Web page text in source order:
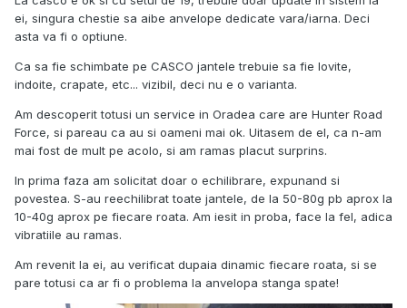
ei, singura chestie sa aibe anvelope dedicate vara/iarna. Deci
asta va fi o optiune.
Ca sa fie schimbate pe CASCO jantele trebuie sa fie lovite,
indoite, crapate, etc... vizibil, deci nu e o varianta.
Am descoperit totusi un service in Oradea care are Hunter Road
Force, si pareau ca au si oameni mai ok. Uitasem de el, ca n-am
mai fost de mult pe acolo, si am ramas placut surprins.
In prima faza am solicitat doar o echilibrare, expunand si
povestea. S-au reechilibrat toate jantele, de la 50-80g pb aprox la
10-40g aprox pe fiecare roata. Am iesit in proba, face la fel, adica
vibratiile au ramas.
Am revenit la ei, au verificat dupaia dinamic fiecare roata, si se
pare totusi ca ar fi o problema la anvelopa stanga spate!